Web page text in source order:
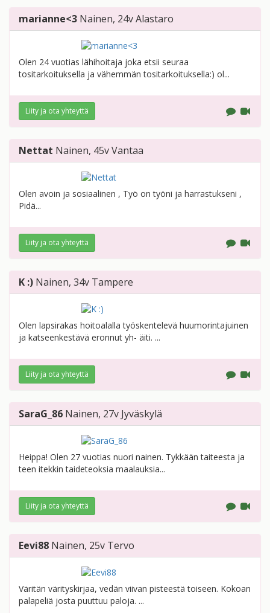
marianne<3 Nainen, 24vAlastaro
Olen 24 vuotias lähihoitaja joka etsii seuraa
tositarkoituksella ja vähemmän tositarkoituksella:) ol...
Liity ja ota yhteyttä
Nettat Nainen, 45vVantaa
Olen avoin ja sosiaalinen , Työ on työni ja harrastukseni ,
Pidä...
Liity ja ota yhteyttä
K :) Nainen, 34v Tampere
Olen lapsirakas hoitoalalla työskentelevä huumorintajuinen
ja katseenkestävä eronnut yh- äiti. ...
Liity ja ota yhteyttä
SaraG_86 Nainen, 27v Jyväskylä
Heippa! Olen 27 vuotias nuori nainen. Tykkään taiteesta ja
teen itekkin taideteoksia maalauksia...
Liity ja ota yhteyttä
Eevi88 Nainen, 25v Tervo
Väritän värityskirjaa, vedän viivan pisteestä toiseen. Kokoan
palapeliä josta puuttuu paloja. ...